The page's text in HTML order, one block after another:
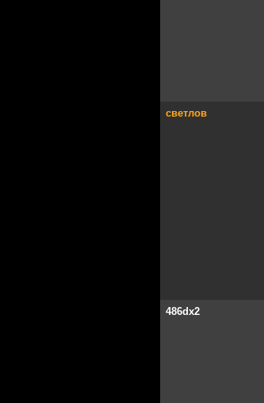
светлов
486dx2